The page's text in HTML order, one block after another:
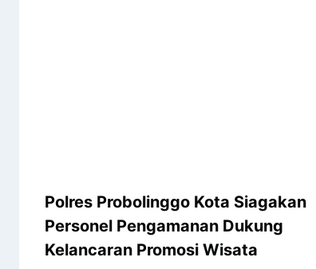
Polres Probolinggo Kota Siagakan
Personel Pengamanan Dukung
Kelancaran Promosi Wisata